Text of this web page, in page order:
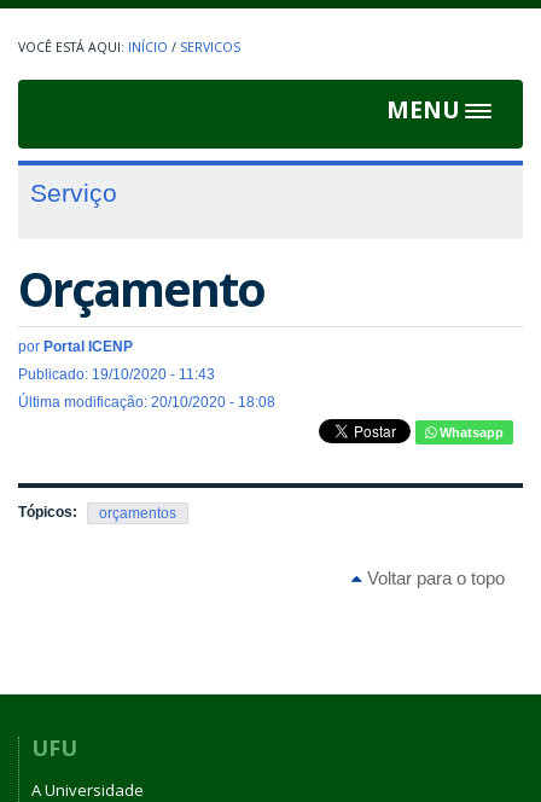
INÍCIO / SERVICOS
MENU
Toggle
Serviço
Orçamento
por Portal ICENP
Publicado: 19/10/2020 - 11:43
Última modificação: 20/10/2020 - 18:08
Whatsapp
Tópicos: orçamentos
Voltar para o topo
UFU
A Universidade